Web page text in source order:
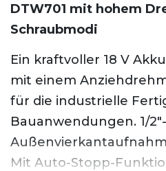
DTW701 mit hohem
Schraubmodi
Ein kraftvoller 18 V
mit einem
für die industrielle
Bauanwendungen. 1/2"-
Mit Auto-Stopp-